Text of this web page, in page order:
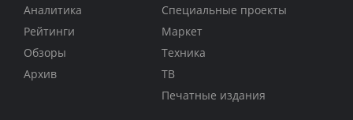
Аналитика
Рейтинги
Обзоры
Архив
Специальные проекты
Маркет
Техника
ТВ
Печатные издания